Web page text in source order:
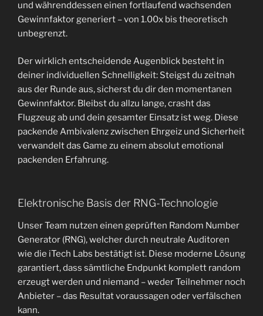
und währenddessen einen fortlaufend wachsenden
Gewinnfaktor generiert – von 1.00x bis theoretisch
unbegrenzt.
Der wirklich entscheidende Augenblick besteht in
deiner individuellen Schnelligkeit: Steigst du zeitnah
aus der Runde aus, sicherst du dir den momentanen
Gewinnfaktor. Bleibst du allzu lange, crasht das
Flugzeug ab und dein gesamter Einsatz ist weg. Diese
packende Ambivalenz zwischen Ehrgeiz und Sicherheit
verwandelt das Game zu einem absolut emotional
packenden Erfahrung.
Elektronische Basis der RNG-Technologie
Unser Team nutzen einen geprüften Random Number
Generator (RNG), welcher durch neutrale Auditoren
wie die iTech Labs bestätigt ist. Diese moderne Lösung
garantiert, dass sämtliche Endpunkt komplett random
erzeugt werden und niemand – weder Teilnehmer noch
Anbieter – das Resultat voraussagen oder verfälschen
kann.